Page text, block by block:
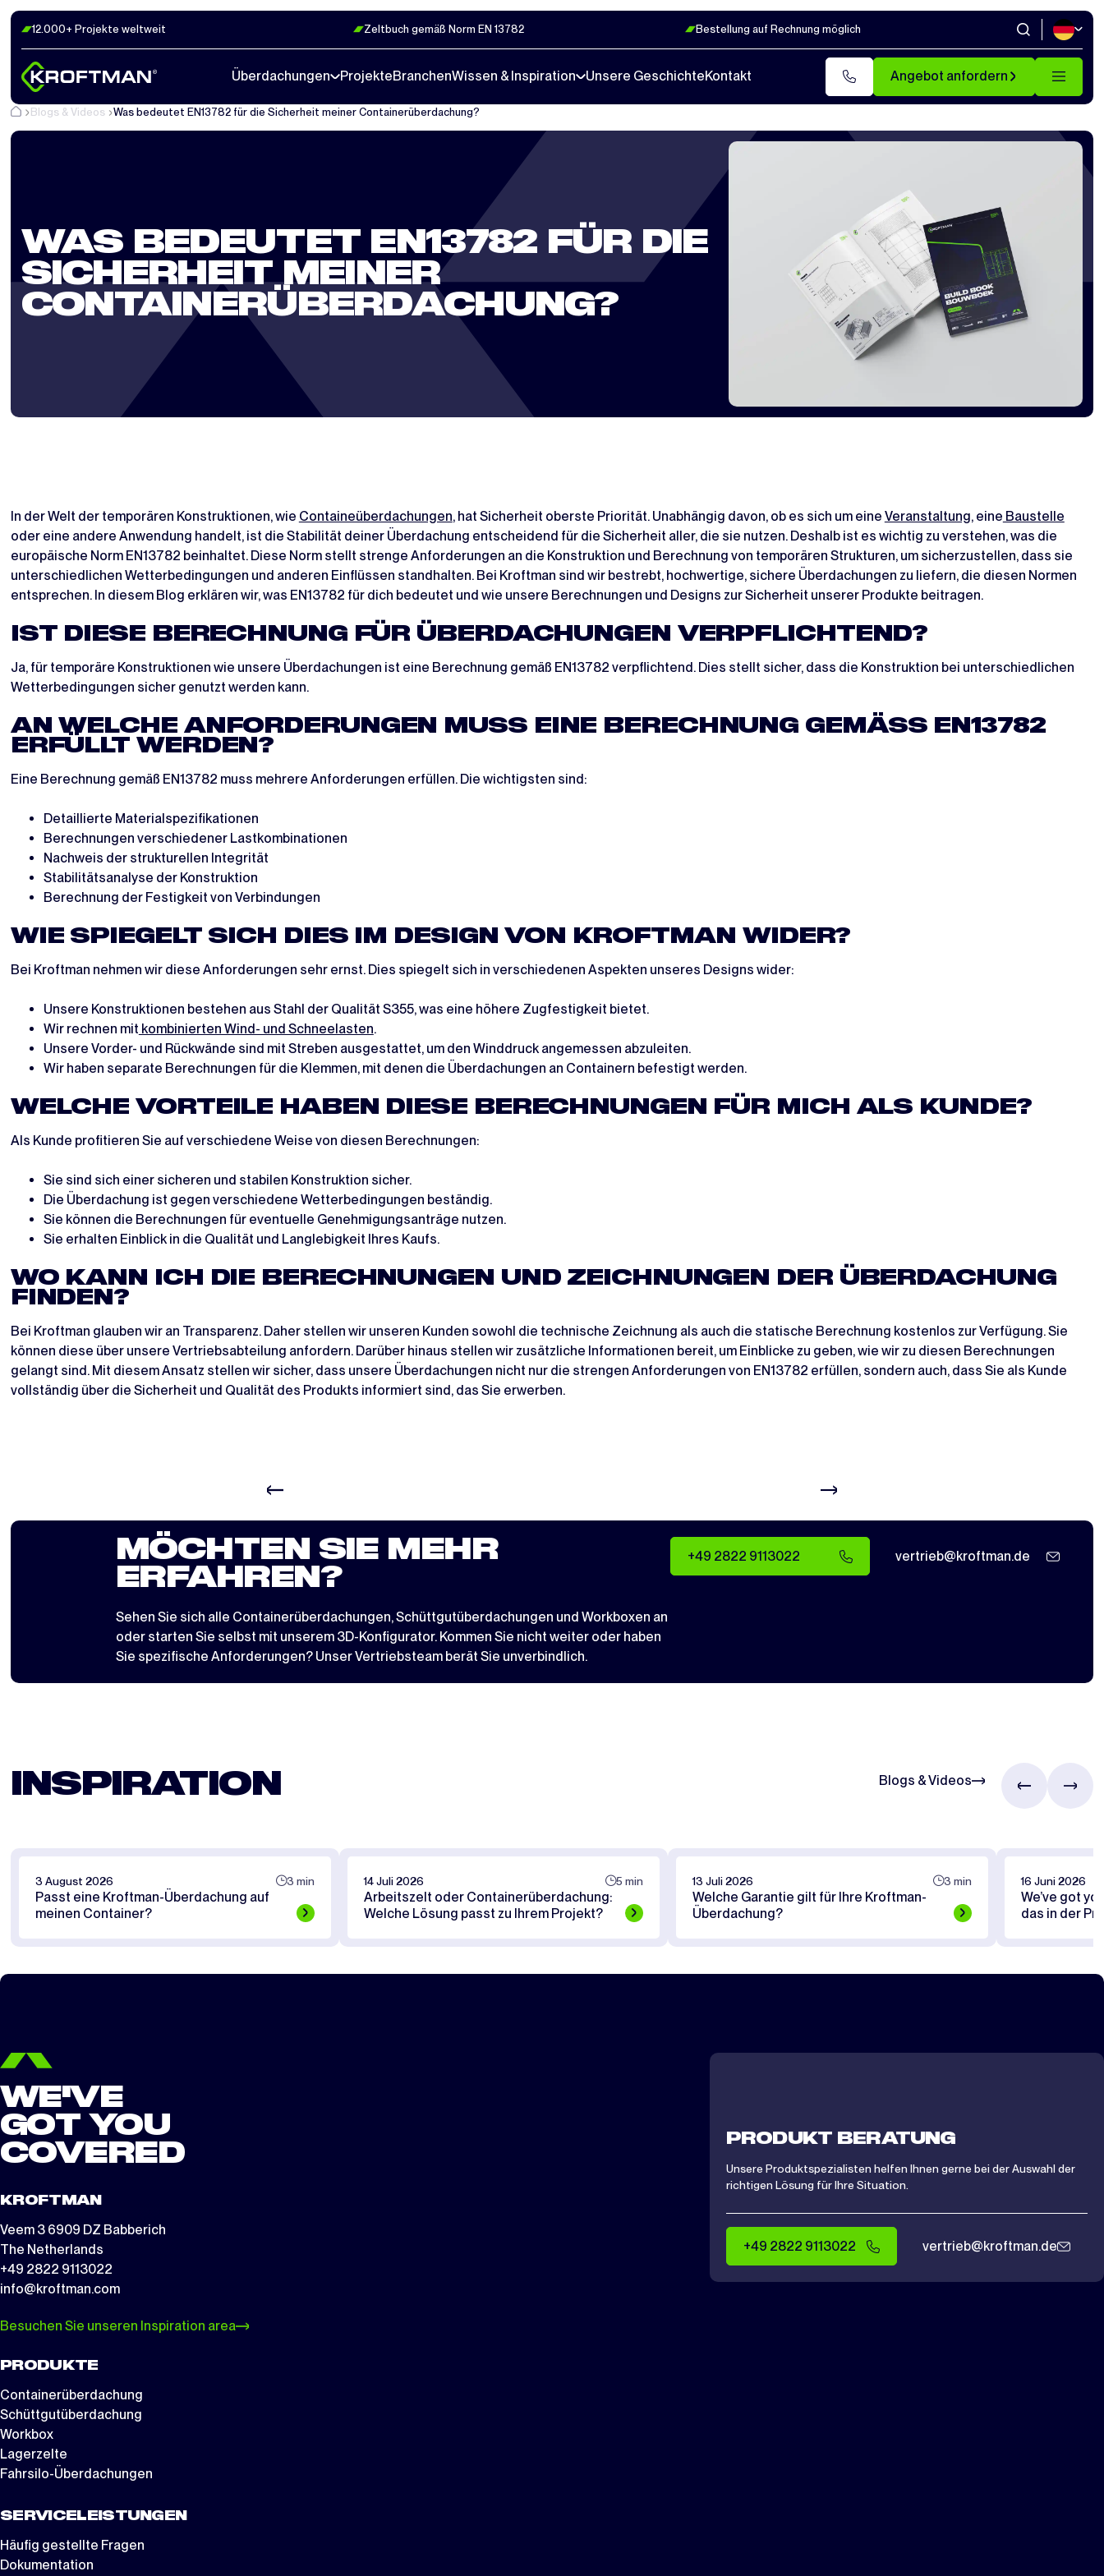
12.000+ Projekte weltweit Zeltbuch gemäß Norm EN 13782 Bestellung auf Rechnung möglich
Überdachungen ProjekteBranchenWissen & Inspiration Unsere GeschichteKontakt Angebot anfordern
Blogs & Videos Was bedeutet EN13782 für die Sicherheit meiner Containerüberdachung?
WAS BEDEUTET EN13782 FÜR DIE
SICHERHEIT MEINER
CONTAINERÜBERDACHUNG?
In der Welt der temporären Konstruktionen, wie Containeüberdachungen, hat Sicherheit oberste Priorität. Unabhängig davon, ob es sich um eine Veranstaltung, eine Baustelle
oder eine andere Anwendung handelt, ist die Stabilität deiner Überdachung entscheidend für die Sicherheit aller, die sie nutzen. Deshalb ist es wichtig zu verstehen, was die
europäische Norm EN13782 beinhaltet. Diese Norm stellt strenge Anforderungen an die Konstruktion und Berechnung von temporären Strukturen, um sicherzustellen, dass sie
unterschiedlichen Wetterbedingungen und anderen Einflüssen standhalten. Bei Kroftman sind wir bestrebt, hochwertige, sichere Überdachungen zu liefern, die diesen Normen
entsprechen. In diesem Blog erklären wir, was EN13782 für dich bedeutet und wie unsere Berechnungen und Designs zur Sicherheit unserer Produkte beitragen.
IST DIESE BERECHNUNG FÜR ÜBERDACHUNGEN VERPFLICHTEND?
Ja, für temporäre Konstruktionen wie unsere Überdachungen ist eine Berechnung gemäß EN13782 verpflichtend. Dies stellt sicher, dass die Konstruktion bei unterschiedlichen
Wetterbedingungen sicher genutzt werden kann.
AN WELCHE ANFORDERUNGEN MUSS EINE BERECHNUNG GEMÄSS EN13782 E
RFÜLLT WERDEN?
Eine Berechnung gemäß EN13782 muss mehrere Anforderungen erfüllen. Die wichtigsten sind:
Detaillierte Materialspezifikationen
Berechnungen verschiedener Lastkombinationen
Nachweis der strukturellen Integrität
Stabilitätsanalyse der Konstruktion
Berechnung der Festigkeit von Verbindungen
WIE SPIEGELT SICH DIES IM DESIGN VON KROFTMAN WIDER?
Bei Kroftman nehmen wir diese Anforderungen sehr ernst. Dies spiegelt sich in verschiedenen Aspekten unseres Designs wider:
Unsere Konstruktionen bestehen aus Stahl der Qualität S355, was eine höhere Zugfestigkeit bietet.
Wir rechnen mit kombinierten Wind- und Schneelasten.
Unsere Vorder- und Rückwände sind mit Streben ausgestattet, um den Winddruck angemessen abzuleiten.
Wir haben separate Berechnungen für die Klemmen, mit denen die Überdachungen an Containern befestigt werden.
WELCHE VORTEILE HABEN DIESE BERECHNUNGEN FÜR MICH ALS KUNDE?
Als Kunde profitieren Sie auf verschiedene Weise von diesen Berechnungen:
Sie sind sich einer sicheren und stabilen Konstruktion sicher.
Die Überdachung ist gegen verschiedene Wetterbedingungen beständig.
Sie können die Berechnungen für eventuelle Genehmigungsanträge nutzen.
Sie erhalten Einblick in die Qualität und Langlebigkeit Ihres Kaufs.
WO KANN ICH DIE BERECHNUNGEN UND ZEICHNUNGEN DER ÜBERDACHUNG
FINDEN?
Bei Kroftman glauben wir an Transparenz. Daher stellen wir unseren Kunden sowohl die technische Zeichnung als auch die statische Berechnung kostenlos zur Verfügung. Sie
können diese über unsere Vertriebsabteilung anfordern. Darüber hinaus stellen wir zusätzliche Informationen bereit, um Einblicke zu geben, wie wir zu diesen Berechnungen
gelangt sind. Mit diesem Ansatz stellen wir sicher, dass unsere Überdachungen nicht nur die strengen Anforderungen von EN13782 erfüllen, sondern auch, dass Sie als Kunde
vollständig über die Sicherheit und Qualität des Produkts informiert sind, das Sie erwerben.
MÖCHTEN SIE MEHR
ERFAHREN?
Sehen Sie sich alle Containerüberdachungen,Schüttgutüberdachungen und Workboxen an
oder starten Sie selbst mit unserem 3D-Konfigurator. Kommen Sie nicht weiter oder haben
Sie spezifische Anforderungen? Unser Vertriebsteam berät Sie unverbindlich.
+49 2822 9113022 vertrieb@kroftman.de
INSPIRATION Blogs & Videos
3 August 2026 3 min
Passt eine Kroftman-Überdachung auf
meinen Container?
14 Juli 2026 5 min
Arbeitszelt oder Containerüberdachung:
Welche Lösung passt zu Ihrem Projekt?
13 Juli 2026 3 min
Welche Garantie gilt für Ihre Kroftman-
Überdachung?
16 Juni 2026
We’ve got
das in der
WE'VE
GOT YOU
COVERED
KROFTMAN
Veem 3 6909 DZ Babberich
The Netherlands
+49 2822 9113022
info@kroftman.com
Besuchen Sie unseren Inspiration area
PRODUKTE
Containerüberdachung
Schüttgutüberdachung
Workbox
Lagerzelte
Fahrsilo-Überdachungen
SERVICELEISTUNGEN
Häufig gestellte Fragen
Dokumentation
PRODUKT BERATUNG
Unsere Produktspezialisten helfen Ihnen gerne bei der Auswahl der
richtigen Lösung für Ihre Situation.
+49 2822 9113022 vertrieb@kroftman.de